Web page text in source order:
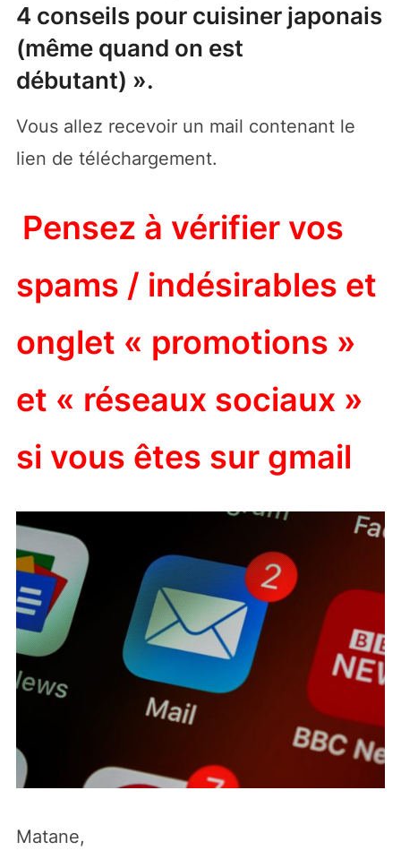
4 conseils pour cuisiner japonais
(même quand on est
débutant) ».
Vous allez recevoir un mail contenant le
lien de téléchargement.
Pensez à vérifier vos
spams / indésirables et
onglet « promotions »
et « réseaux sociaux »
si vous êtes sur gmail
Matane,